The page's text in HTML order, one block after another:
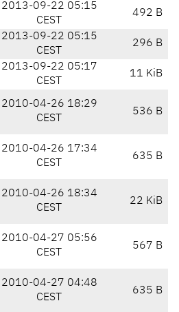
2013-09-22 05:15
CEST
492 B
2013-09-22 05:15
CEST
296 B
2013-09-22 05:17
CEST
11 KiB
2010-04-26 18:29
CEST
536 B
2010-04-26 17:34
CEST
635 B
2010-04-26 18:34
CEST
22 KiB
2010-04-27 05:56
CEST
567 B
2010-04-27 04:48
CEST
635 B